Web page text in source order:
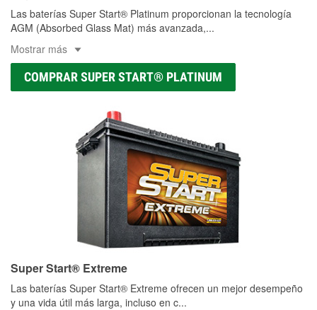
Las baterías Super Start® Platinum proporcionan la tecnología
AGM (Absorbed Glass Mat) más avanzada,...
Mostrar más
COMPRAR SUPER START® PLATINUM
Super Start® Extreme
Las baterías Super Start® Extreme ofrecen un mejor desempeño
y una vida útil más larga, incluso en c...